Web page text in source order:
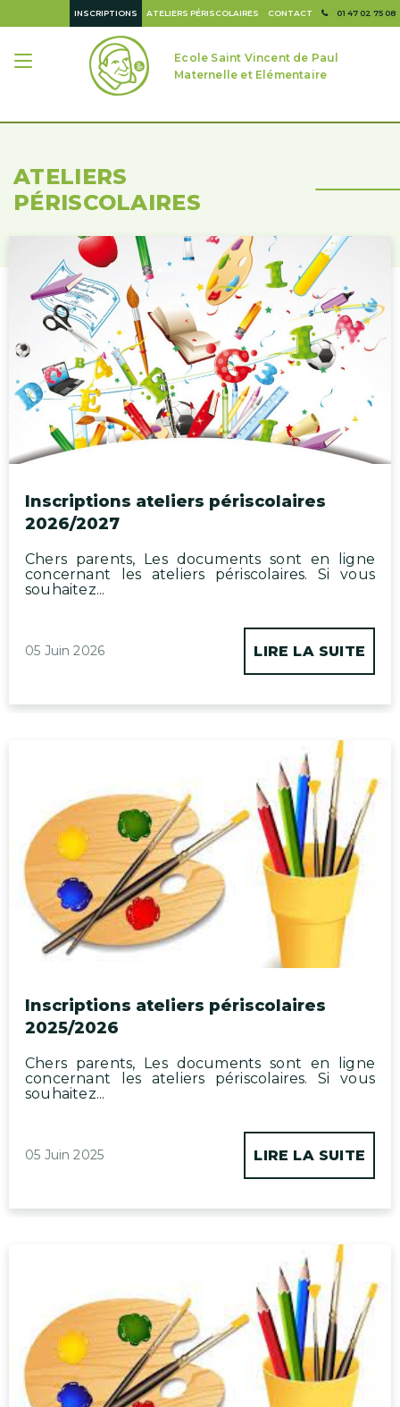
01 47 02 75 08
CONTACT
ATELIERS PÉRISCOLAIRES
INSCRIPTIONS
Ecole Saint Vincent de Paul
Maternelle et Elémentaire
ATELIERS
PÉRISCOLAIRES
Inscriptions ateliers périscolaires
2026/2027
Chers parents, Les documents sont en ligne
concernant les ateliers périscolaires. Si vous
souhaitez...
05 Juin 2026 LIRE LA SUITE
Inscriptions ateliers périscolaires
2025/2026
Chers parents, Les documents sont en ligne
concernant les ateliers périscolaires. Si vous
souhaitez...
05 Juin 2025 LIRE LA SUITE